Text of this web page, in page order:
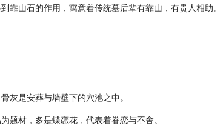
山石的作用，寓意着传统墓后辈有靠山，有贵人相助。
灰是安葬与墙壁下的穴池之中。
题材，多是蝶恋花，代表着眷恋与不舍。